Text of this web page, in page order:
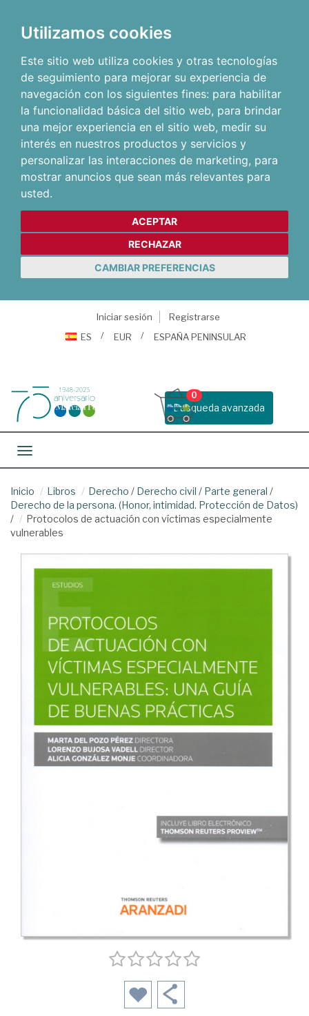
Utilizamos cookies
Este sitio web utiliza cookies y otras tecnologías
de seguimiento para mejorar su experiencia de
navegación con los siguientes fines: para habilitar
la funcionalidad básica del sitio web, para brindar
una mejor experiencia en el sitio web, medir su
interés en nuestros productos y servicios y
personalizar las interacciones de marketing, para
mostrar anuncios que sean más relevantes para
usted.
ACEPTAR
RECHAZAR
CAMBIAR PREFERENCIAS
Iniciar sesión
Registrarse
ES
EUR ESPAÑA PENINSULAR
Busqueda avanzada
0
Toggle navigation
Inicio Libros Derecho / Derecho civil / Parte general /
Derecho de la persona. (Honor, intimidad. Protección de Datos)
/
Protocolos de actuación con víctimas especialmente
vulnerables